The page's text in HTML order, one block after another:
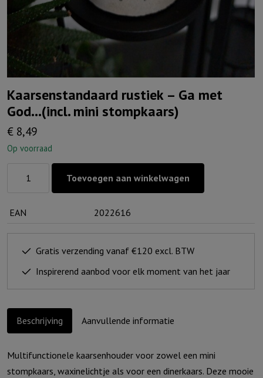
Kaarsenstandaard rustiek – Ga met
God…(incl. mini stompkaars)
€ 8,49
Op voorraad
Ga
met
God...
aantal
Toevoegen aan winkelwagen
EAN 2022616
Gratis verzending vanaf €120 excl. BTW
Inspirerend aanbod voor elk moment van het jaar
Beschrijving Aanvullende informatie
Multifunctionele kaarsenhouder voor zowel een mini
stompkaars, waxinelichtje als voor een dinerkaars. Deze mooie